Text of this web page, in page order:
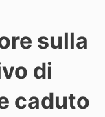
sulla
di
caduto